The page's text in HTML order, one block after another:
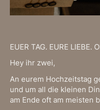
EUER TAG. EURE LIEBE.
Hey ihr zwei,
An eurem Hochzeitstag
und um all die kleinen
am Ende oft am meisten